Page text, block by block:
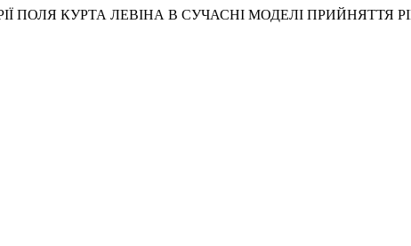
ПОЛЯ КУРТА ЛЕВІНА В СУЧАСНІ МОДЕЛІ ПРИЙНЯТТЯ